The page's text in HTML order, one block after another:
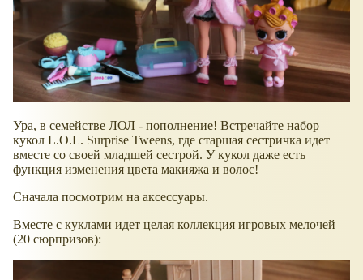
Ура, в семействе ЛОЛ - пополнение! Встречайте набор
кукол L.O.L. Surprise Tweens, где старшая сестричка идет
вместе со своей младшей сестрой. У кукол даже есть
функция изменения цвета макияжа и волос!
Сначала посмотрим на аксессуары.
Вместе с куклами идет целая коллекция игровых мелочей
(20 сюрпризов):